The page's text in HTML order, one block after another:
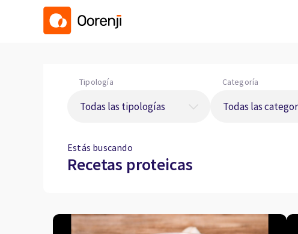
Tipología Categoría
Estás buscando
Recetas proteicas